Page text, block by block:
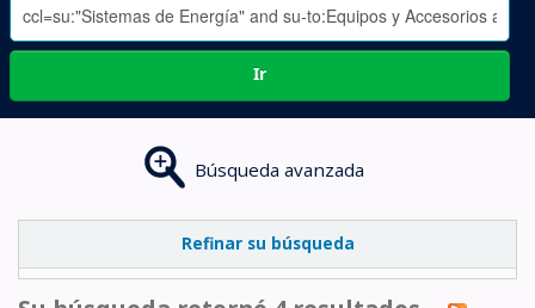
Ir
Búsqueda avanzada
Refinar su búsqueda